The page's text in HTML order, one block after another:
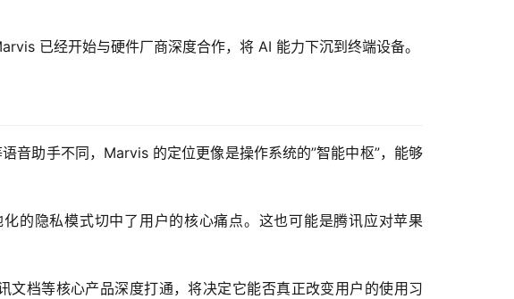
已经开始与硬件厂商深度合作，将 AI 能力下沉到终端设备。
音助手不同，Marvis 的定位更像是操作系统的”智能中枢”，能够
的隐私模式切中了用户的核心痛点。这也可能是腾讯应对苹果
档等核心产品深度打通，将决定它能否真正改变用户的使用习